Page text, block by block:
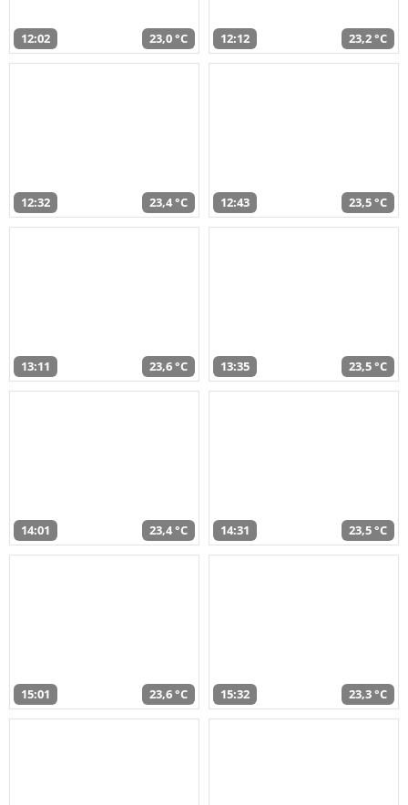
12:02 23,0 °C 12:12 23,2 °C
12:32 23,4 °C 12:43 23,5 °C
13:11 23,6 °C 13:35 23,5 °C
14:01 23,4 °C 14:31 23,5 °C
15:01 23,6 °C 15:32 23,3 °C